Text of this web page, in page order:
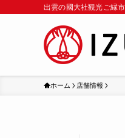
出雲の國大社観光ご縁
ホーム 店舗情報